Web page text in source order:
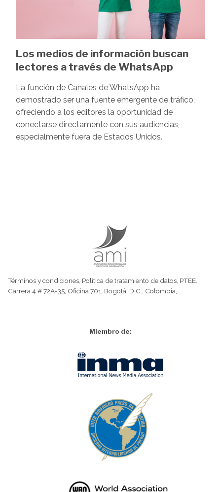
Los medios de información buscan
lectores a través de WhatsApp
La función de Canales de WhatsApp ha
demostrado ser una fuente emergente de tráfico,
ofreciendo a los editores la oportunidad de
conectarse directamente con sus audiencias,
especialmente fuera de Estados Unidos.
Términos y condiciones Política de tratamiento de datos PTEE.
Carrera 4 # 72A-35, Oficina 701, Bogotá, D.C., Colombia,
Miembro de: